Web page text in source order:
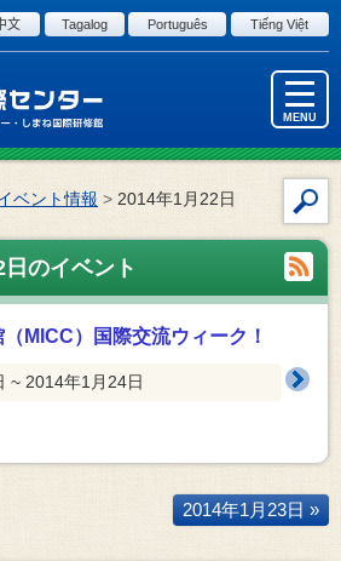
文 Tagalog Português
Tiếng Việt
MENU
イ
ト
内
ベント情報 >2014年1月22日
のイベント
MICC）国際交流ウィーク！
~ 2014年1月24日
2014年1月23日 »